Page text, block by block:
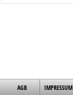
AGB IMPRESSUM